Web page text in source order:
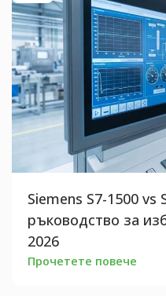
Siemens S7-1500 vs
ръководство за
2026
Прочетете повече